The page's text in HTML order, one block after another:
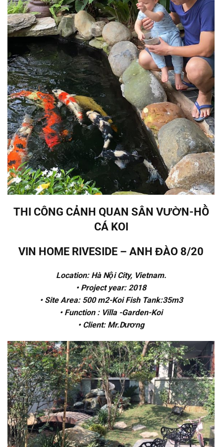
THI CÔNG CẢNH QUAN SÂN VƯỜN-HỒ
CÁ KOI
VIN HOME RIVESIDE – ANH ĐÀO 8/20
Location: Hà Nội City, Vietnam.
• Project year: 2018
• Site Area: 500 m2-Koi Fish Tank:35m3
• Function : Villa -Garden-Koi
• Client: Mr.Dương